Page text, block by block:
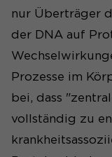
nur Überträger
der DNA auf
Prozesse im
bei, dass
vollständig zu